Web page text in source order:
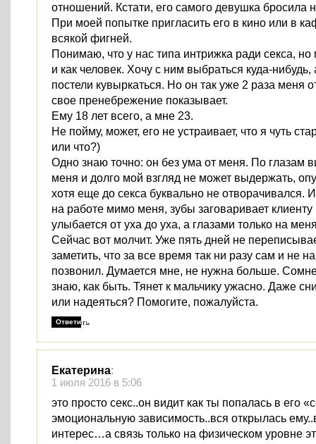
отношений. Кстати, его самого девушка бросила
При моей попытке пригласить его в кино или в
всякой фигней.
Понимаю, что у нас типа интрижка ради секса, но
и как человек. Хочу с ним выбраться куда-нибудь,
постели кувыркаться. Но он так уже 2 раза меня
свое пренебрежение показывает.
Ему 18 лет всего, а мне 23.
Не пойму, может, его не устраивает, что я чуть
или что?)
Одно знаю точно: он без ума от меня. По глазам
меня и долго мой взгляд не может выдержать,
хотя еще до секса буквально не отворачивался.
на работе мимо меня, зубы заговаривает клиенту
улыбается от уха до уха, а глазами только на
Сейчас вот молчит. Уже пять дней не
заметить, что за все время так ни разу сам и не
позвонил. Думается мне, не нужна больше.
знаю, как быть. Тянет к мальчику ужасно. Даже
или надеяться? Помогите, пожалуйста.
Ответить
Екатерина:
1 июля 2016 в 5:06
это просто секс..он видит как ты попалась в его
эмоциональную зависимость..вся открылась
интерес…а связь только на физическом уровне